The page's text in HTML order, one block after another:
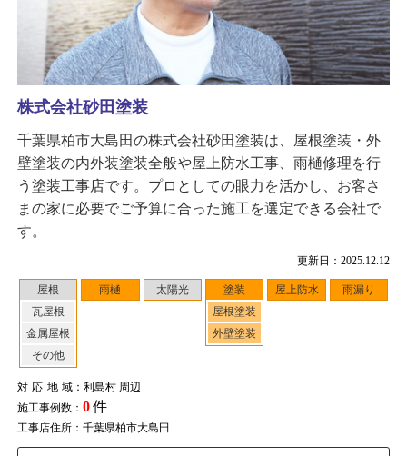
更新日：2025.12.12
屋根
瓦屋根
金属屋根
その他
雨樋 太陽光
塗装
屋根塗装
外壁塗装
屋上防水 雨漏り
対応地域：利島村 周辺
施工事例数： 0件
工事店住所：千葉県柏市大島田
株式会社砂田塗装
千葉県柏市大島田の株式会社砂田塗装は、屋根塗装・外
壁塗装の内外装塗装全般や屋上防水工事、雨樋修理を行
う塗装工事店です。プロとしての眼力を活かし、お客さ
まの家に必要でご予算に合った施工を選定できる会社で
す。